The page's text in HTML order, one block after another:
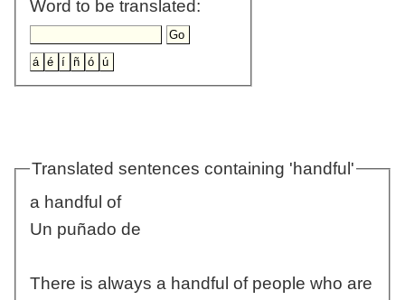
Word to be translated:
Translated sentences containing 'handful'
a handful of
Un puñado de
There is always a handful of people who are